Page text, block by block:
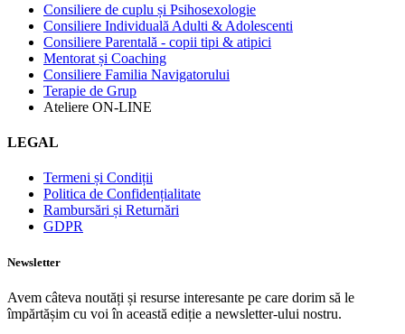
Consiliere de cuplu și Psihosexologie
Consiliere Individuală Adulti & Adolescenti
Consiliere Parentală - copii tipi & atipici
Mentorat și Coaching
Consiliere Familia Navigatorului
Terapie de Grup
Ateliere ON-LINE
LEGAL
Termeni și Condiții
Politica de Confidențialitate
Rambursări și Returnări
GDPR
Newsletter
Avem câteva noutăți și resurse interesante pe care dorim să le
împărtășim cu voi în această ediție a newsletter-ului nostru.